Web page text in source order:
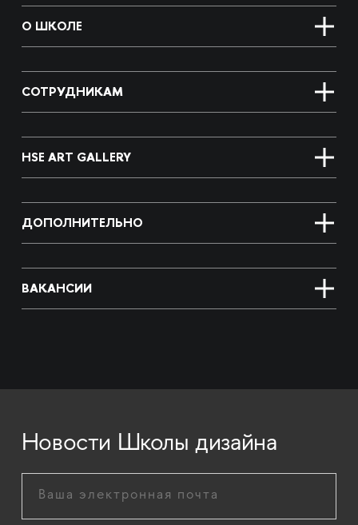
О ШКОЛЕ
СОТРУДНИКАМ
HSE ART GALLERY
ДОПОЛНИТЕЛЬНО
ВАКАНСИИ
Новости Школы дизайна